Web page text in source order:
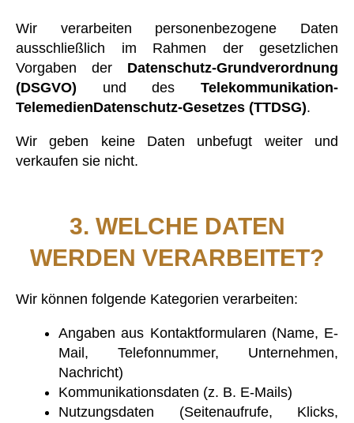
Wir verarbeiten personenbezogene Daten
ausschließlich im Rahmen der gesetzlichen
Vorgaben der Datenschutz-Grundverordnung
(DSGVO) und des Telekommunikation-
TelemedienDatenschutz-Gesetzes (TTDSG).
Wir geben keine Daten unbefugt weiter und
verkaufen sie nicht.
3. WELCHE DATEN
WERDEN VERARBEITET?
Wir können folgende Kategorien verarbeiten:
Angaben aus Kontaktformularen (Name, E-
Mail, Telefonnummer, Unternehmen,
Nachricht)
Kommunikationsdaten (z. B. E-Mails)
Nutzungsdaten (Seitenaufrufe, Klicks,